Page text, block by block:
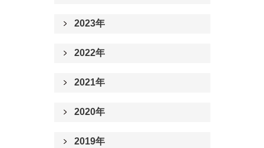
2023年
2022年
2021年
2020年
2019年